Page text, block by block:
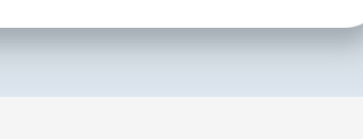
As a lecturer and educator, he
each of us has the potential for